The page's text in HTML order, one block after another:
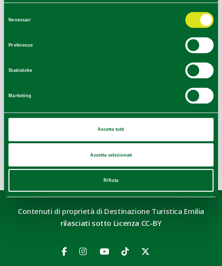
Necessari
Preferenze
Statistiche
Marketing
Accetta tutti
Accetta selezionati
Rifiuta
Leaflet|Powered byGeoapify|© OpenMapTiles©
Ultimo aggiornamento 09/01/2025
Contenuti di proprietà di Destinazione Turistica Emilia
rilasciati sotto Licenza CC-BY